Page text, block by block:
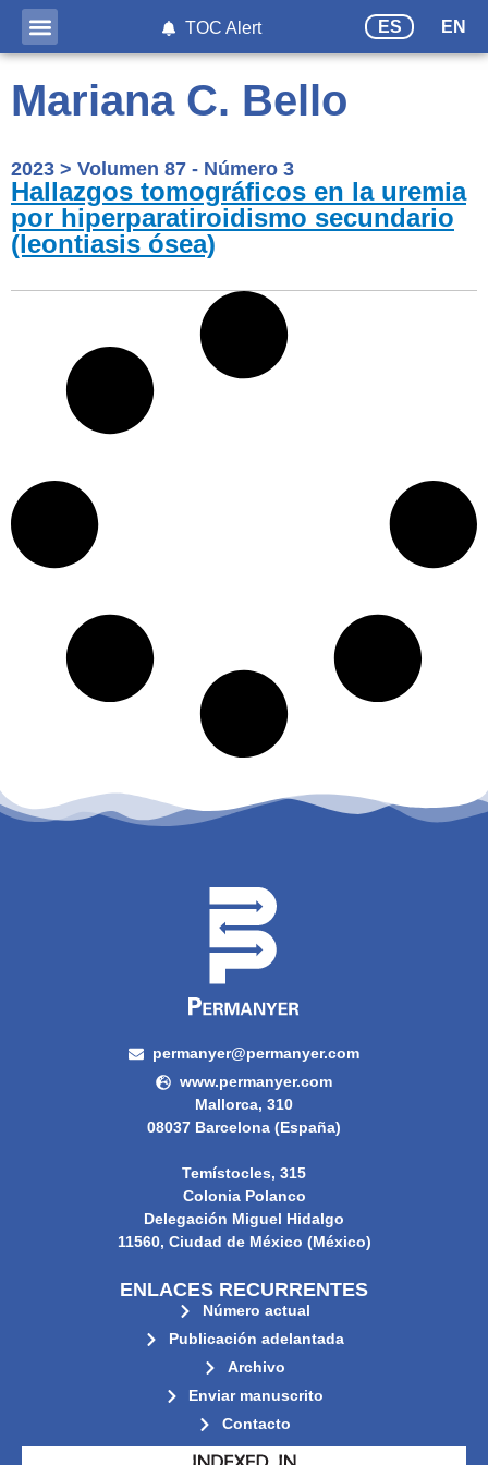
ES EN
TOC Alert
Mariana C. Bello
2023 > Volumen 87 - Número 3
Hallazgos tomográficos en la uremia
por hiperparatiroidismo secundario
(leontiasis ósea)
permanyer@permanyer.com
www.permanyer.com
Mallorca, 310
08037 Barcelona (España)
Temístocles, 315
Colonia Polanco
Delegación Miguel Hidalgo
11560, Ciudad de México (México)
ENLACES RECURRENTES
Número actual
Publicación adelantada
Archivo
Enviar manuscrito
Contacto